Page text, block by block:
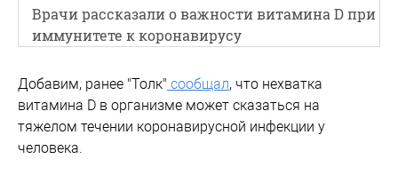
Врачи рассказали о важности витамина D при
иммунитете к коронавирусу
Добавим, ранее "Толк" сообщал, что нехватка
витамина D в организме может сказаться на
тяжелом течении коронавирусной инфекции у
человека.